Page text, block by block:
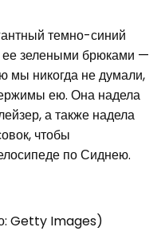
темно-синий
ее зелеными брюками —
мы никогда не думали,
ею. Она надела
а также надела
чтобы
по Сиднею.
Getty Images)